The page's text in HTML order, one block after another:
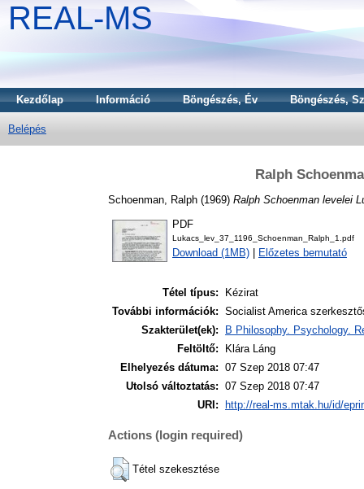
REAL-MS
Kezdőlap Információ Böngészés, Év Böngészés,
Belépés
Ralph
Schoenman, Ralph (1969) Ralph Schoenman levelei
PDF
Lukacs_lev_37_1196_Schoenman_Ralph_1.pdf
Download (1MB) Előzetes bemutató
Tétel típus:
Kézirat
További információk: Socialist America
Szakterület(ek):
B Philosophy. Psychology.
Feltöltő:
Klára Láng
Elhelyezés dátuma: 07 Szep 2018 07:47
Utolsó változtatás: 07 Szep 2018 07:47
URI:
http://real-ms.mtak.hu/id/
Actions (login required)
Tétel szekesztése